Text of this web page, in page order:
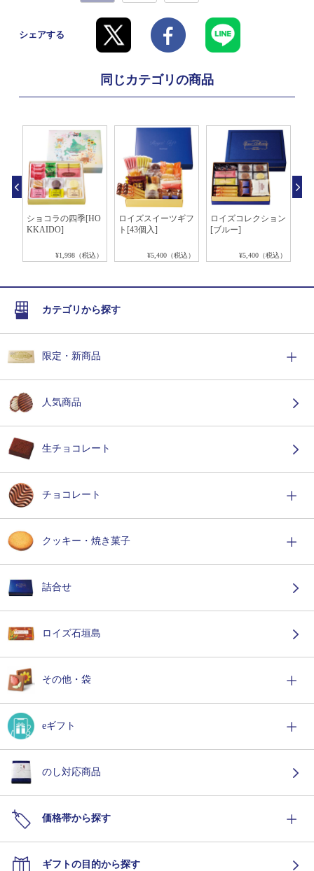
シェアする
同じカテゴリの商品
ショコラの四季[HO
KKAIDO]
¥1,998（税込）
ロイズスイーツギフ
ト[43個入]
¥5,400（税込）
ロイズコレクション
[ブルー]
¥5,400（税込）
カテゴリから探す
限定・新商品
人気商品
生チョコレート
チョコレート
クッキー・焼き菓子
詰合せ
ロイズ石垣島
その他・袋
eギフト
のし対応商品
価格帯から探す
ギフトの目的から探す